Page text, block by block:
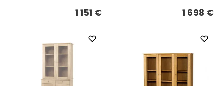
1 151 € 1 698 €